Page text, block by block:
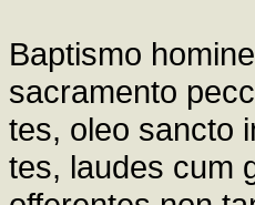
Baptismo
sacramento
tes, oleo sancto
tes, laudes cum